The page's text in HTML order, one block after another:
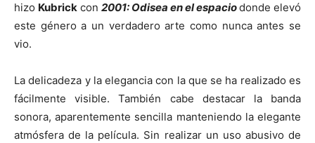
hizo Kubrick con 2001: Odisea en el espaciodonde elevó
este género a un verdadero arte como nunca antes se
vio.
La delicadeza y la elegancia con la que se ha realizado es
fácilmente visible. También cabe destacar la banda
sonora, aparentemente sencilla manteniendo la elegante
atmósfera de la película. Sin realizar un uso abusivo de